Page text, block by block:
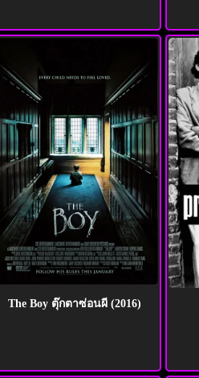
The Boy ตุ๊กตาซ่อนผี (2016)